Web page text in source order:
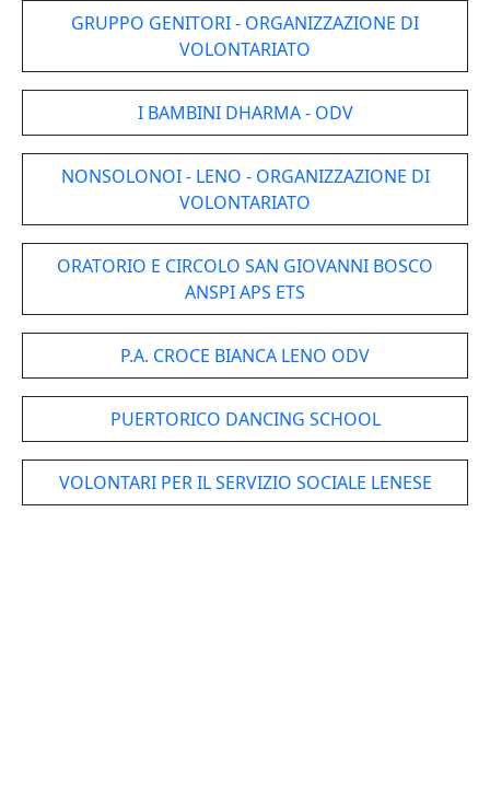
GRUPPO GENITORI - ORGANIZZAZIONE DI
VOLONTARIATO
I BAMBINI DHARMA - ODV
NONSOLONOI - LENO - ORGANIZZAZIONE DI
VOLONTARIATO
ORATORIO E CIRCOLO SAN GIOVANNI BOSCO
ANSPI APS ETS
P.A. CROCE BIANCA LENO ODV
PUERTORICO DANCING SCHOOL
VOLONTARI PER IL SERVIZIO SOCIALE LENESE